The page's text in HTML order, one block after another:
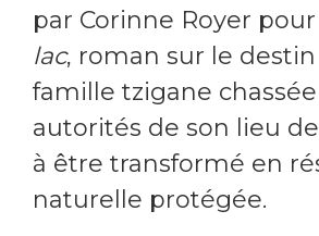
par Corinne Royer pour
lac, roman sur le destin
famille tzigane
autorités de son lieu
à être transformé en
naturelle protégée.